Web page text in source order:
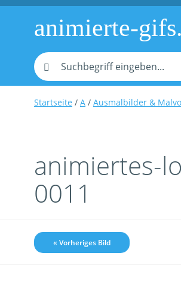
animierte-
Startseite / A / Ausmalbilder &
animiertes-
0011
« Vorheriges Bild